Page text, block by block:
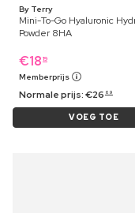
By Terry
Mini-To-Go Hyaluronic
Powder 8HA
€18 19
Memberprijs
Normale prijs:€26 69
VOEG TOE